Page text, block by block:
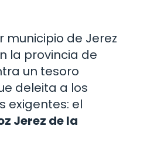
municipio de Jerez
la provincia de
un tesoro
deleita a los
exigentes: el
Jerez de la